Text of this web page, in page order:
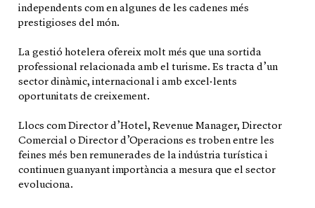
independents com en algunes de les cadenes més
prestigioses del món.
La gestió hotelera ofereix molt més que una sortida
professional relacionada amb el turisme. Es tracta d’un
sector dinàmic, internacional i amb excel·lents
oportunitats de creixement.
Llocs com Director d’Hotel, Revenue Manager, Director
Comercial o Director d’Operacions es troben entre les
feines més ben remunerades de la indústria turística i
continuen guanyant importància a mesura que el sector
evoluciona.